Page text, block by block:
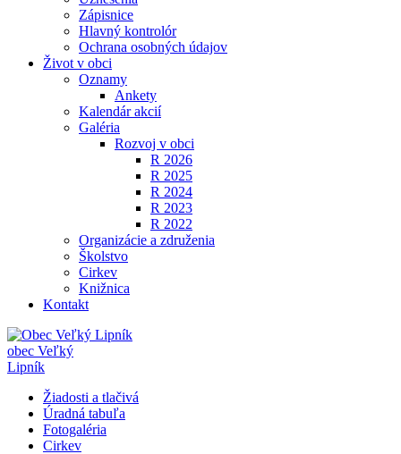
Zápisnice
Hlavný kontrolór
Ochrana osobných údajov
Život v obci
Oznamy
Ankety
Kalendár akcií
Galéria
Rozvoj v obci
R 2026
R 2025
R 2024
R 2023
R 2022
Organizácie a združenia
Školstvo
Cirkev
Knižnica
Kontakt
obec Veľký
Lipník
Žiadosti a tlačivá
Úradná tabuľa
Fotogaléria
Cirkev